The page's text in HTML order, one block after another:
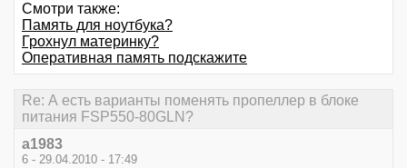
Смотри также:
Память для ноутбука?
Грохнул материнку?
Оперативная память подскажите
Re: А есть варианты поменять пропеллер в блоке
питания FSP550-80GLN?
a1983
6 - 29.04.2010 - 17:49